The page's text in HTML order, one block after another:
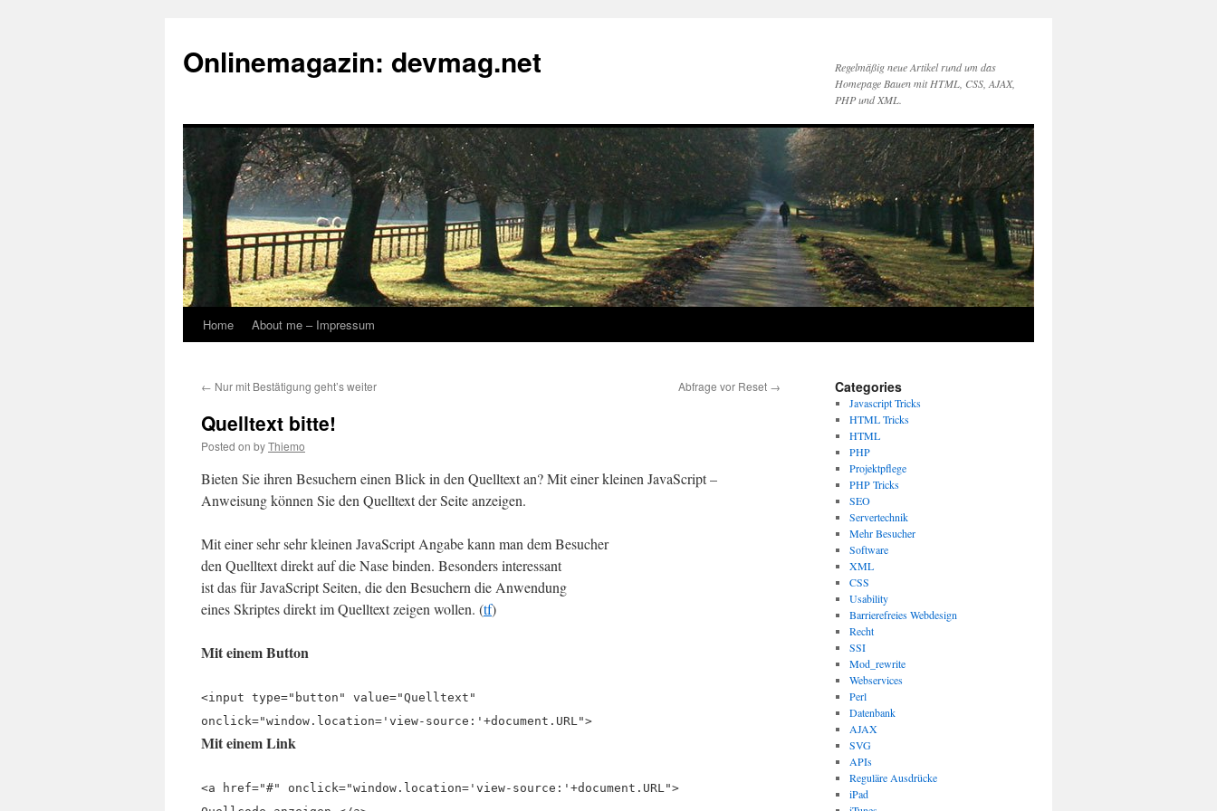
Onlinemagazin: devmag.net
Regelmäßig neue Artikel rund um das
Homepage Bauen mit HTML, CSS, AJAX,
PHP und XML.
Skip
content
Home About me – Impressum
← Nur mit Bestätigung geht’s weiter Abfrage vor Reset →
Quelltext bitte!
Posted on byThiemo
Bieten Sie ihren Besuchern einen Blick in den Quelltext an? Mit einer kleinen JavaScript –
Anweisung können Sie den Quelltext der Seite anzeigen.
Mit einer sehr sehr kleinen JavaScript Angabe kann man dem Besucher
den Quelltext direkt auf die Nase binden. Besonders interessant
ist das für JavaScript Seiten, die den Besuchern die Anwendung
eines Skriptes direkt im Quelltext zeigen wollen. (tf)
Mit einem Button
<input type="button" value="Quelltext"
onclick="window.location='view-source:'+document.URL">
Mit einem Link
<a href="#" onclick="window.location='view-source:'+document.URL">
Categories
Javascript Tricks
HTML Tricks
HTML
PHP
Projektpflege
PHP Tricks
SEO
Servertechnik
Mehr Besucher
Software
XML
CSS
Usability
Barrierefreies Webdesign
Recht
SSI
Mod_rewrite
Webservices
Perl
Datenbank
AJAX
SVG
APIs
Reguläre Ausdrücke
iPad